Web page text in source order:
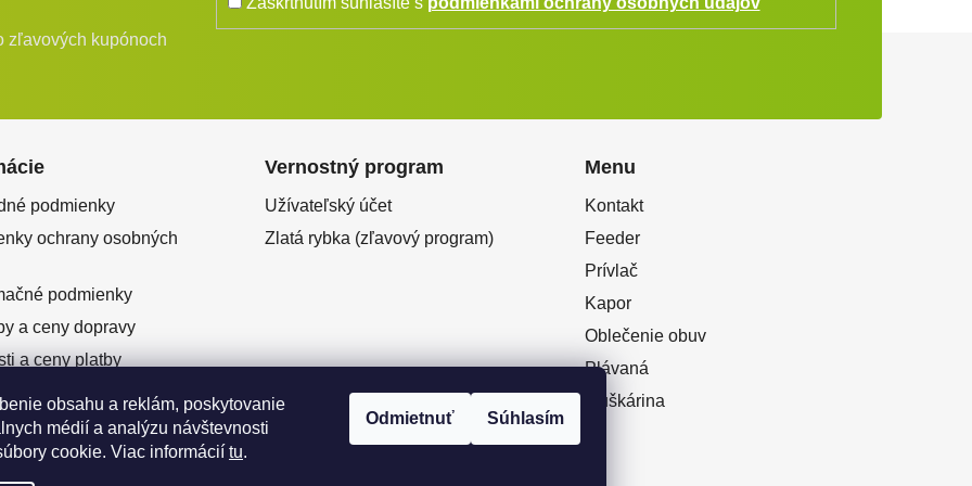
obsahu a reklám, poskytovanie
médií a analýzu návštevnosti
cookie. Viac informácií tu.
Odmietnuť Súhlasím
zľavových kupónoch
podmienky
ochrany osobných
podmienky
a ceny dopravy
a ceny platby
predaj
od zmluvy
Vernostný program
Užívateľský účet
Zlatá rybka (zľavový program)
Menu
Kontakt
Feeder
Prívlač
Kapor
Oblečenie obuv
Plávaná
Muškárina